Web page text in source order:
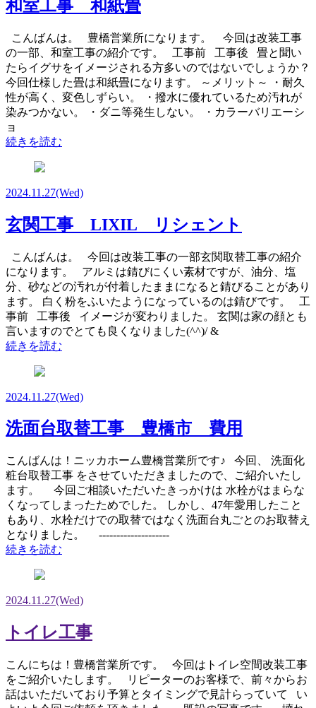
和室工事 和紙畳
こんばんは。 豊橋営業所になります。 今回は改装工事
の一部、和室工事の紹介です。 工事前 工事後 畳と聞い
たらイグサをイメージされる方多いのではないでしょうか？
今回仕様した畳は和紙畳になります。 ～メリット～ ・耐久
性が高く、変色しずらい。 ・撥水に優れているため汚れが
染みつかない。 ・ダニ等発生しない。 ・カラーバリエーシ
ョ
続きを読む
2024.11.27(Wed)
玄関工事 LIXIL リシェント
こんばんは。 今回は改装工事の一部玄関取替工事の紹介
になります。 アルミは錆びにくい素材ですが、油分、塩
分、砂などの汚れが付着したままになると錆びることがあり
ます。 白く粉をふいたようになっているのは錆びです。 工
事前 工事後 イメージが変わりました。 玄関は家の顔とも
言いますのでとても良くなりました(^^)/ &
続きを読む
2024.11.27(Wed)
洗面台取替工事 豊橋市 費用
こんばんは！ニッカホーム豊橋営業所です♪ 今回、 洗面化
粧台取替工事 をさせていただきましたので、ご紹介いたし
ます。 今回ご相談いただいたきっかけは 水栓がはまらな
くなってしまったためでした。 しかし、47年愛用したこと
もあり、水栓だけでの取替ではなく洗面台丸ごとのお取替え
となりました。 --------------------
続きを読む
2024.11.27(Wed)
トイレ工事
こんにちは！豊橋営業所です。 今回はトイレ空間改装工事
をご紹介いたします。 リピーターのお客様で、前々からお
話はいただいており予算とタイミングで見計らっていて い